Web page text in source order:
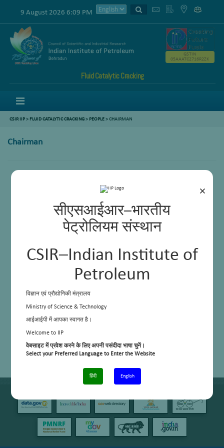
×
सीएसआईआर–भारतीय
पेट्रोलियम संस्थान
CSIR–Indian Institute of
Petroleum
विज्ञान एवं प्रौद्योगिकी मंत्रालय
Ministry of Science & Technology
आईआईपी में आपका स्वागत है।
Welcome to IIP
वेबसाइट में प्रवेश करने के लिए अपनी पसंदीदा भाषा चुनें।
Select your Preferred Language to Enter the Website
हिंदी English
9 August 2026 6:09 PM
Fluid Catalytic Cracking
GSTIN
05AAATC2716R2ZK
CSIR IIP> FLUID CATALYTIC CRACKING> PEOPLE> CHAIRMAN
Chairman